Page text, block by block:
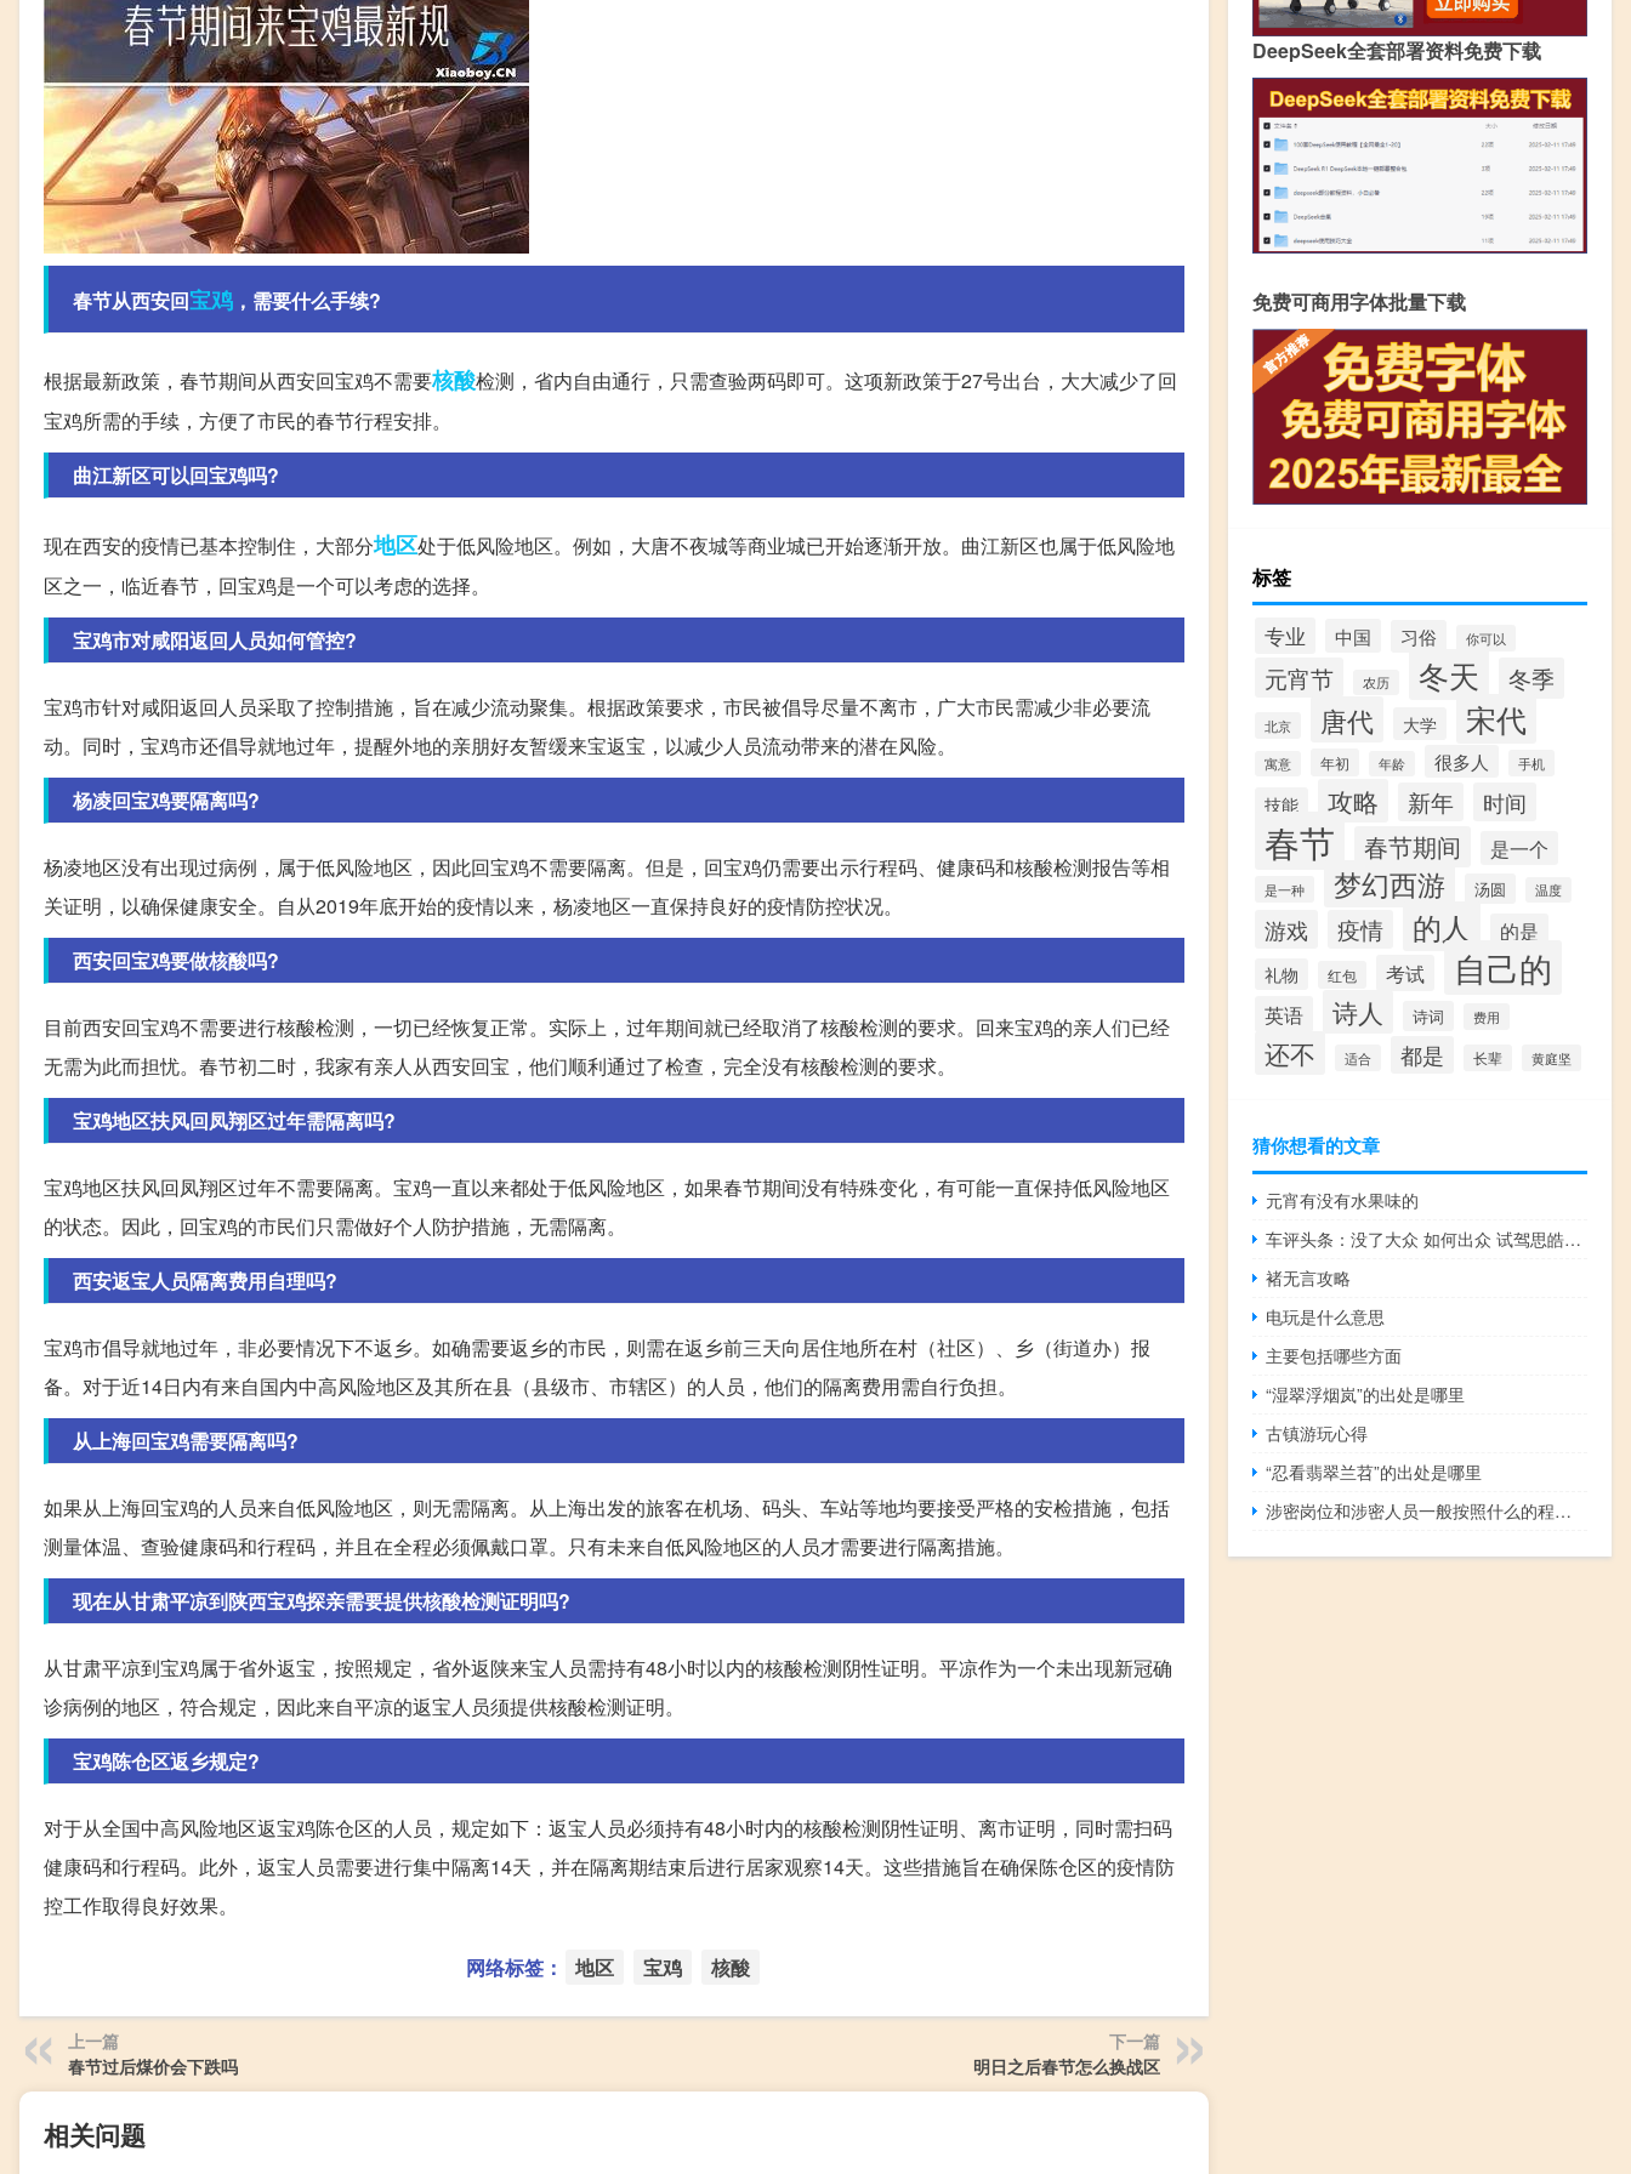
春节从西安回宝鸡 ，需要什么手续?
根据最新政策，春节期间从西安回宝鸡不需要核酸检测，省内自由通行，只需查验两码即可。这项新政策于27号出台，大大减少了回
宝鸡所需的手续，方便了市民的春节行程安排。
曲江新区可以回宝鸡吗?
现在西安的疫情已基本控制住，大部分地区处于低风险地区。例如，大唐不夜城等商业城已开始逐渐开放。曲江新区也属于低风险地
区之一，临近春节，回宝鸡是一个可以考虑的选择。
宝鸡市对咸阳返回人员如何管控?
宝鸡市针对咸阳返回人员采取了控制措施，旨在减少流动聚集。根据政策要求，市民被倡导尽量不离市，广大市民需减少非必要流
动。同时，宝鸡市还倡导就地过年，提醒外地的亲朋好友暂缓来宝返宝，以减少人员流动带来的潜在风险。
杨凌回宝鸡要隔离吗?
杨凌地区没有出现过病例，属于低风险地区，因此回宝鸡不需要隔离。但是，回宝鸡仍需要出示行程码、健康码和核酸检测报告等相
关证明，以确保健康安全。自从2019年底开始的疫情以来，杨凌地区一直保持良好的疫情防控状况。
西安回宝鸡要做核酸吗?
目前西安回宝鸡不需要进行核酸检测，一切已经恢复正常。实际上，过年期间就已经取消了核酸检测的要求。回来宝鸡的亲人们已经
无需为此而担忧。春节初二时，我家有亲人从西安回宝，他们顺利通过了检查，完全没有核酸检测的要求。
宝鸡地区扶风回凤翔区过年需隔离吗?
宝鸡地区扶风回凤翔区过年不需要隔离。宝鸡一直以来都处于低风险地区，如果春节期间没有特殊变化，有可能一直保持低风险地区
的状态。因此，回宝鸡的市民们只需做好个人防护措施，无需隔离。
西安返宝人员隔离费用自理吗?
宝鸡市倡导就地过年，非必要情况下不返乡。如确需要返乡的市民，则需在返乡前三天向居住地所在村（社区）、乡（街道办）报
备。对于近14日内有来自国内中高风险地区及其所在县（县级市、市辖区）的人员，他们的隔离费用需自行负担。
从上海回宝鸡需要隔离吗?
如果从上海回宝鸡的人员来自低风险地区，则无需隔离。从上海出发的旅客在机场、码头、车站等地均要接受严格的安检措施，包括
测量体温、查验健康码和行程码，并且在全程必须佩戴口罩。只有未来自低风险地区的人员才需要进行隔离措施。
现在从甘肃平凉到陕西宝鸡探亲需要提供核酸检测证明吗?
从甘肃平凉到宝鸡属于省外返宝，按照规定，省外返陕来宝人员需持有48小时以内的核酸检测阴性证明。平凉作为一个未出现新冠确
诊病例的地区，符合规定，因此来自平凉的返宝人员须提供核酸检测证明。
宝鸡陈仓区返乡规定?
对于从全国中高风险地区返宝鸡陈仓区的人员，规定如下：返宝人员必须持有48小时内的核酸检测阴性证明、离市证明，同时需扫码
健康码和行程码。此外，返宝人员需要进行集中隔离14天，并在隔离期结束后进行居家观察14天。这些措施旨在确保陈仓区的疫情防
控工作取得良好效果。
网络标签： 地区 宝鸡 核酸
上一篇
春节过后煤价会下跌吗
下一篇
明日之后春节怎么换战区
相关问题
DeepSeek全套部署资料免费下载
免费可商用字体批量下载
标签
专业 中国 习俗 你可以
元宵节 农历 冬天 冬季
北京 唐代 大学 宋代
寓意 年初 年龄 很多人 手机
技能 攻略 新年 时间
春节 春节期间 是一个
是一种 梦幻西游 汤圆 温度
游戏 疫情 的人 的是
礼物 红包 考试 自己的
英语 诗人 诗词 费用
还不 适合 都是 长辈 黄庭坚
猜你想看的文章
元宵有没有水果味的
车评头条：没了大众 如何出众 试驾思皓E10X
褚无言攻略
电玩是什么意思
主要包括哪些方面
“湿翠浮烟岚”的出处是哪里
古镇游玩心得
“忍看翡翠兰苕”的出处是哪里
涉密岗位和涉密人员一般按照什么的程序进行